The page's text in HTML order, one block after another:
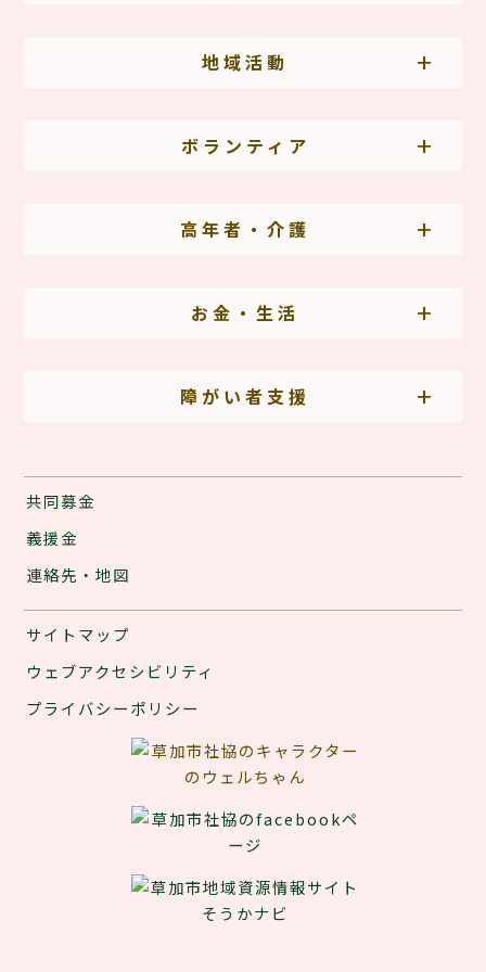
地域活動
ボランティア
高年者・介護
お金・生活
障がい者支援
共同募金
義援金
連絡先・地図
サイトマップ
ウェブアクセシビリティ
プライバシーポリシー